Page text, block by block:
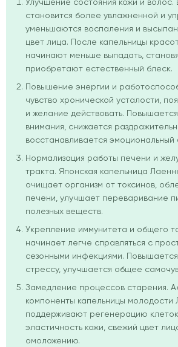
Улучшение состояния кожи и волос.
становится более увлажненной и
уменьшаются воспаления и
цвет лица. После капельницы
начинают меньше выпадать,
приобретают естественный блеск.
Повышение энергии и
чувство хронической усталости,
и желание действовать.
внимания, снижается
восстанавливается эмоциональный
Нормализация работы печени и
тракта. Японская капельница
очищает организм от токсинов,
печени, улучшает переваривание
полезных веществ.
Укрепление иммунитета и общего
начинает легче справляться с
сезонными инфекциями. Повышается
стрессу, улучшается общее
Замедление процессов старения.
компоненты капельницы молодости
поддерживают регенерацию
эластичность кожи, свежий цвет
омоложению.